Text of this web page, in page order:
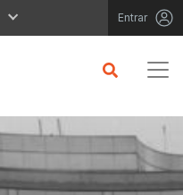
Entrar